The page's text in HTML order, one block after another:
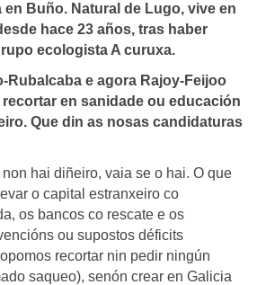
en Buño. Natural de Lugo, vive en
hace 23 años, tras haber
ecologista A curuxa.
Rubalcaba e agora Rajoy-Feijoo
en sanidade ou educación
Que din as nosas candidaturas
hai diñeiro, vaia se o hai. O que
o capital estranxeiro co
os bancos co rescate e os
ou supostos déficits
recortar nin pedir ningún
saqueo), senón crear en Galicia